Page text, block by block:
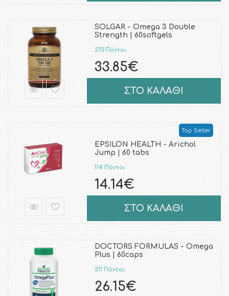
SOLGAR - Omega 3 Double
Strength | 60softgels
273 Πόντοι
33.85€
ΣΤΟ ΚΑΛΑΘΙ
Top Seller
EPSILON HEALTH - Arichol
Jump | 60 tabs
114 Πόντοι
14.14€
ΣΤΟ ΚΑΛΑΘΙ
DOCTORS FORMULAS - Omega
Plus | 60caps
211 Πόντοι
26.15€